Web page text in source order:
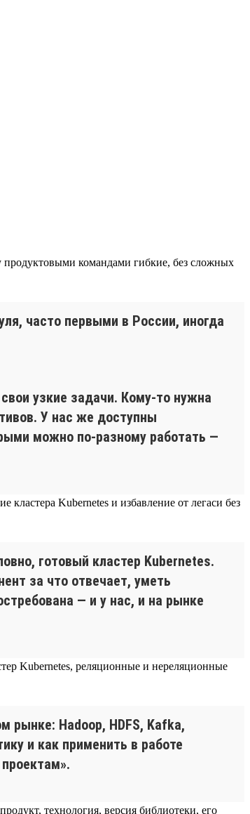
командами гибкие, без сложных
часто первыми в России, иногда
узкие задачи. Кому-то нужна
У нас же доступны
можно по-разному работать —
Kubernetes и избавление от легаси без
готовый кластер Kubernetes.
за что отвечает, уметь
— и у нас, и на рынке
Kubernetes, реляционные и нереляционные
рынке: Hadoop, HDFS, Kafka,
и как применить в работе
технология, версия библиотеки, его